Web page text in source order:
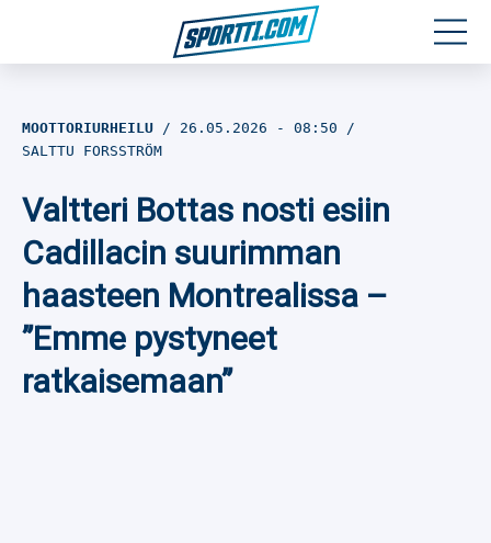
Jalkapallo
Yleisurheilu
Talviurheilu
Muu urheilu
MOOTTORIURHEILU 26.05.2026 - 08:50
SALTTU FORSSTRÖM
Valtteri Bottas nosti esiin
Cadillacin suurimman
haasteen Montrealissa –
”Emme pystyneet
ratkaisemaan”